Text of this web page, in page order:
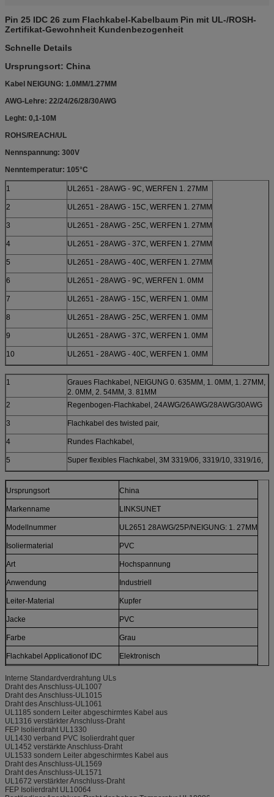
Pin 25 IDC 26 zum Flachkabel-Kabelbaum Pin mit UL-/ROSH-
Zertifikat-Gewohnheit Kundenbezogenheit
Schnelle Details
Ursprungsort: China
Kabel NEIGUNG: 1.0MM/1.27MM
AWG-Lehre: 22/24/26/28/30AWG
Leght: 0,1-10M
ROHS/REACH/UL
Nennspannung: 300V
Nenntemperatur: 105°C
1 UL2651 - 28AWG - 9C, WERFEN 1. 27MM
2 UL2651 - 28AWG - 15C, WERFEN 1. 27MM
3 UL2651 - 28AWG - 25C, WERFEN 1. 27MM
4 UL2651 - 28AWG - 37C, WERFEN 1. 27MM
5 UL2651 - 28AWG - 40C, WERFEN 1. 27MM
6 UL2651 - 28AWG - 9C, WERFEN 1. 0MM
7 UL2651 - 28AWG - 15C, WERFEN 1. 0MM
8 UL2651 - 28AWG - 25C, WERFEN 1. 0MM
9 UL2651 - 28AWG - 37C, WERFEN 1. 0MM
10 UL2651 - 28AWG - 40C, WERFEN 1. 0MM
1
Graues Flachkabel, NEIGUNG 0. 635MM, 1. 0MM, 1. 27MM,
2. 0MM, 2. 54MM, 3. 81MM
2
Regenbogen-Flachkabel, 24AWG/26AWG/28AWG/30AWG
3 Flachkabel des twisted pair,
4 Rundes Flachkabel,
5 Super flexibles Flachkabel, 3M 3319/06, 3319/10, 3319/16,
Ursprungsort China
Markenname LINKSUNET
Modellnummer UL2651 28AWG/25P/NEIGUNG: 1. 27MM
Isoliermaterial PVC
Art Hochspannung
Anwendung Industriell
Leiter-Material Kupfer
Jacke PVC
Farbe Grau
Flachkabel Applicationof IDC Elektronisch
Flachkabel Conductorof IDC
Soem, Soem Flachkabels IDC
PackagingDetail Flachkabels IDCMehrzwecktasche und Karton
Flachkabel Lengthof IDC
Flachkabel Certificateof IDC UL, ROHS
Flachkabel Lieferung Detailof IDC
Interne Standardverdrahtung ULs
Draht des Anschluss-UL1007
Draht des Anschluss-UL1015
Draht des Anschluss-UL1061
UL1185 sondern Leiter abgeschirmtes Kabel aus
UL1316 verstärkter Anschluss-Draht
FEP Isolierdraht UL1330
UL1430 verband PVC Isolierdraht quer
UL1452 verstärkte Anschluss-Draht
UL1533 sondern Leiter abgeschirmtes Kabel aus
Draht des Anschluss-UL1569
Draht des Anschluss-UL1571
UL1672 verstärkter Anschluss-Draht
FEP Isolierdraht UL10064